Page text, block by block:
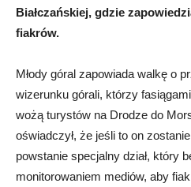
Białczańskiej, gdzie
fiakrów.
Młody góral zapowiada walkę o
wizerunku górali, którzy
wożą turystów na Drodze do
oświadczył, że jeśli to on
powstanie specjalny dział, który
monitorowaniem mediów, aby